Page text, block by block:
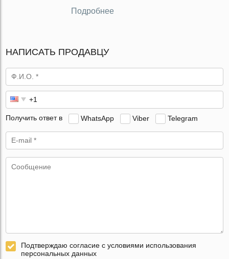
Подробнее
НАПИСАТЬ ПРОДАВЦУ
Получить ответ в WhatsApp Viber Telegram
Подтверждаю согласие с условиями использования
персональных данных